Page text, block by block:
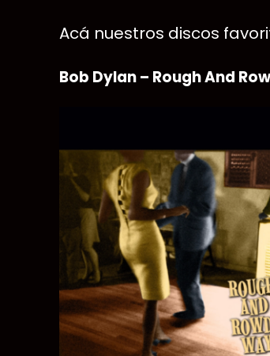
Acá nuestros discos
Bob Dylan – Rough And